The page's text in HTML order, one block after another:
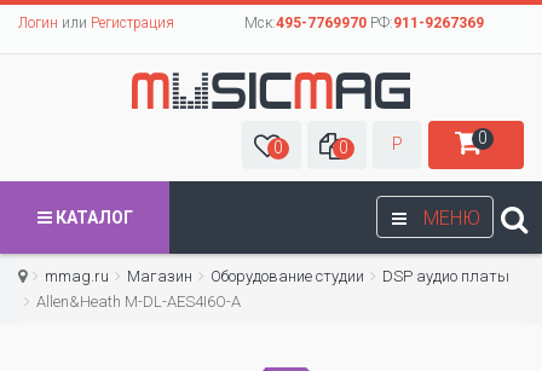
Логин или Регистрация Мск:495-7769970РФ:911-9267369
0 0 Р 0
МЕНЮ
КАТАЛОГ
mmag.ru Магазин Оборудование студии
DSP аудио платы
Allen&Heath M-DL-AES4I6O-A